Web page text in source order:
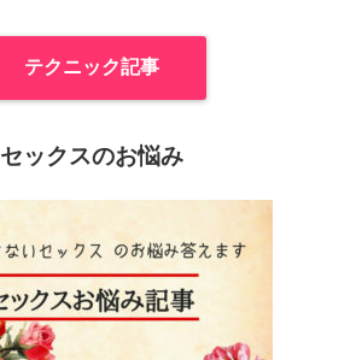
テクニック記事
セックスのお悩み